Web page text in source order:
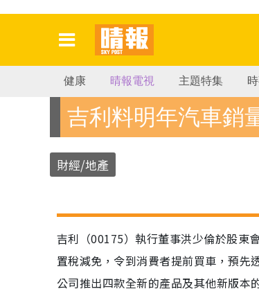
健康 晴報電視 主題特集
吉利料明年汽車銷
財經/地產
吉利（00175）執行董事洪少倫於股東
置稅減免，令到消費者提前買車，預先
公司推出四款全新的產品及其他新版本